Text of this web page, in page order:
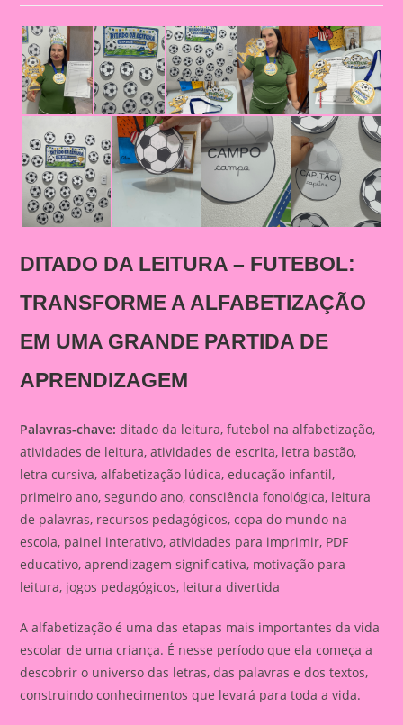
DITADO DA LEITURA – FUTEBOL:
TRANSFORME A ALFABETIZAÇÃO
EM UMA GRANDE PARTIDA DE
APRENDIZAGEM
Palavras-chave: ditado da leitura, futebol na alfabetização,
atividades de leitura, atividades de escrita, letra bastão,
letra cursiva, alfabetização lúdica, educação infantil,
primeiro ano, segundo ano, consciência fonológica, leitura
de palavras, recursos pedagógicos, copa do mundo na
escola, painel interativo, atividades para imprimir, PDF
educativo, aprendizagem significativa, motivação para
leitura, jogos pedagógicos, leitura divertida
A alfabetização é uma das etapas mais importantes da vida
escolar de uma criança. É nesse período que ela começa a
descobrir o universo das letras, das palavras e dos textos,
construindo conhecimentos que levará para toda a vida.